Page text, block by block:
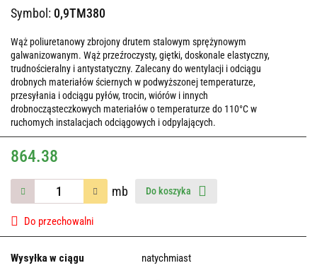
Symbol: 0,9TM380
Wąż poliuretanowy zbrojony drutem stalowym sprężynowym
galwanizowanym. Wąż przeźroczysty, giętki, doskonale elastyczny,
trudnościeralny i antystatyczny. Zalecany do wentylacji i odciągu
drobnych materiałów ściernych w podwyższonej temperaturze,
przesyłania i odciągu pyłów, trocin, wiórów i innych
drobnocząsteczkowych materiałów o temperaturze do 110°C w
ruchomych instalacjach odciągowych i odpylających.
864.38
mb Do koszyka
Do przechowalni
Wysyłka w ciągu natychmiast